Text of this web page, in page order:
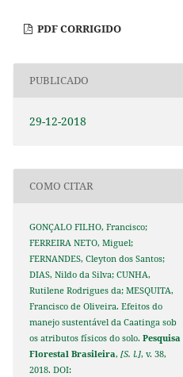
PDF CORRIGIDO
PUBLICADO
29-12-2018
COMO CITAR
GONÇALO FILHO, Francisco;
FERREIRA NETO, Miguel;
FERNANDES, Cleyton dos Santos;
DIAS, Nildo da Silva; CUNHA,
Rutilene Rodrigues da; MESQUITA,
Francisco de Oliveira. Efeitos do
manejo sustentável da Caatinga sob
os atributos físicos do solo.Pesquisa
Florestal Brasileira,[S. l.], v. 38,
2018. DOI: